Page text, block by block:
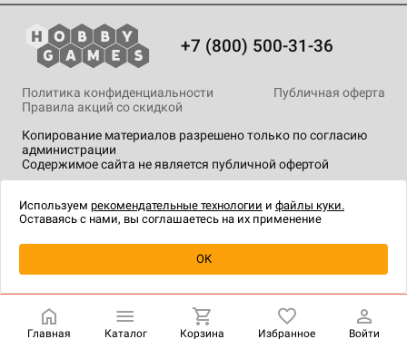
+7 (800) 500-31-36
Копирование материалов разрешено только по согласию
администрации
Содержимое сайта не является публичной офертой
Политика конфиденциальности
Публичная оферта
Правила акций со скидкой
технологии.
Главная Каталог Корзина Избранное Войти
Используем рекомендательные технологии и файлы куки.
Оставаясь с нами, вы соглашаетесь на их применение
OK